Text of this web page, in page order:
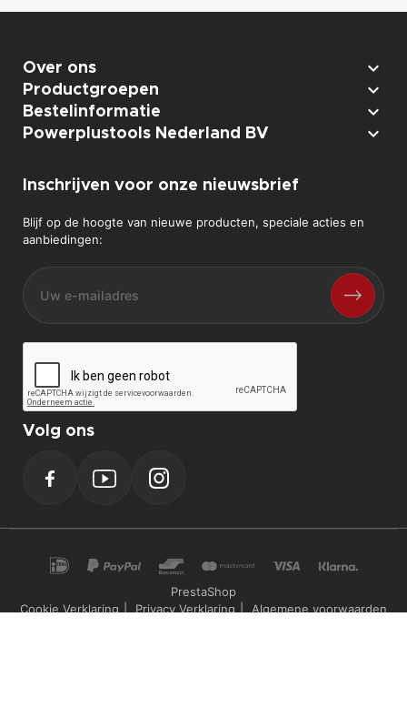
Over ons 
Productgroepen 
Bestelinformatie 
Powerplustools Nederland BV 
Inschrijven voor onze nieuwsbrief
Blijf op de hoogte van nieuwe producten, speciale acties en
aanbiedingen:
Volg ons
PrestaShop
Cookie Verklaring
Privacy Verklaring
Algemene voorwaarden